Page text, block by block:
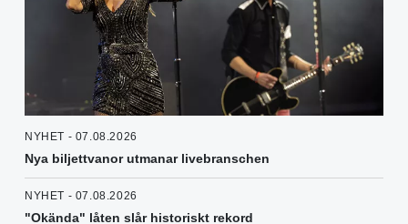
NYHET - 07.08.2026
Nya biljettvanor utmanar livebranschen
NYHET - 07.08.2026
"Okända" låten slår historiskt rekord